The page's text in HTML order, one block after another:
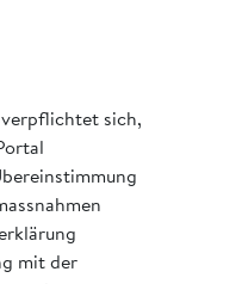
verpflichtet sich,
mit der